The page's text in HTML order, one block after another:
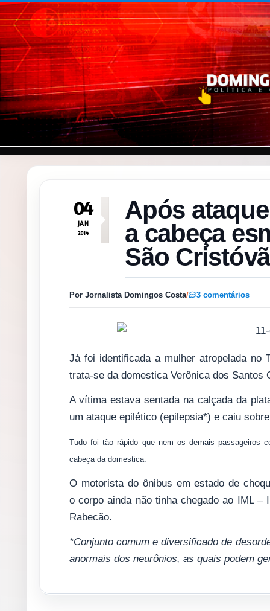
Pular para o conteúdo
04
JAN
2014
Após
a cabeça
São
Por Jornalista Domingos Costa/ 3 comentários
Já foi identificada a mulher atropelada no
trata-se da domestica Verônica dos Santos
A vítima estava sentada na calçada da
um ataque epilético (epilepsia*) e caiu
Tudo foi tão rápido que nem os demais passageiros
cabeça da domestica.
O motorista do ônibus em estado de
o corpo ainda não tinha chegado ao IML
Rabecão.
*Conjunto comum e diversificado de
anormais dos neurônios, as quais podem